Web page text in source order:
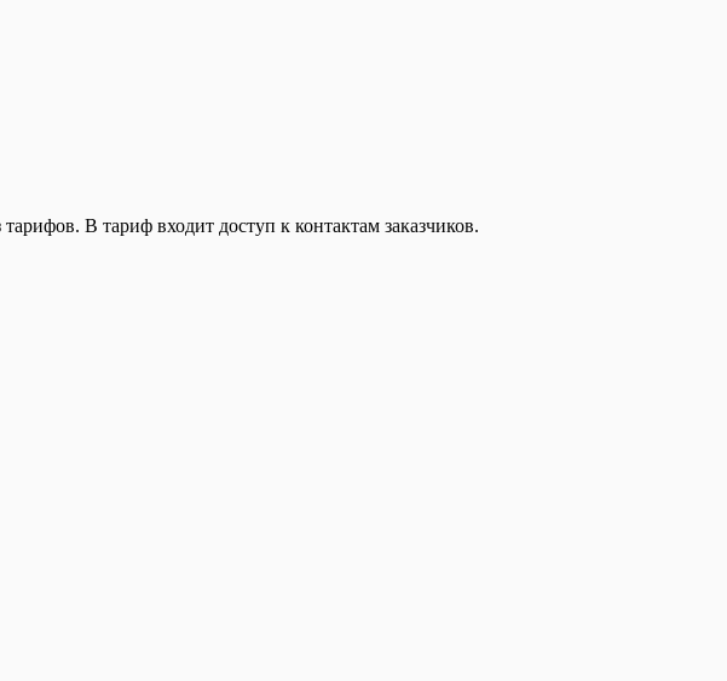
В тариф входит доступ к контактам заказчиков.